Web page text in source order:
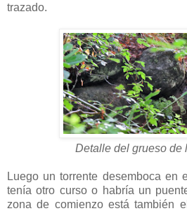
trazado.
Detalle del grueso de
Luego un torrente desemboca en
tenía otro curso o habría un
zona de comienzo está también